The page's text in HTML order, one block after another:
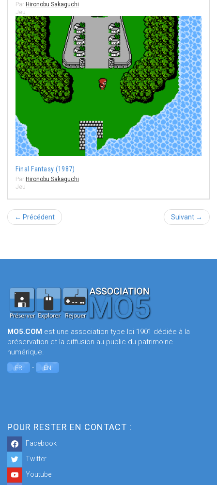
Par Hironobu Sakaguchi
Jeu
Final Fantasy (1987)
Par Hironobu Sakaguchi
Jeu
← Précédent Suivant →
MO5.COM est une association type loi 1901 dédiée à la
préservation et la diffusion au public du patrimoine
numérique.
FR - EN
POUR RESTER EN CONTACT :
Facebook
Twitter
Youtube